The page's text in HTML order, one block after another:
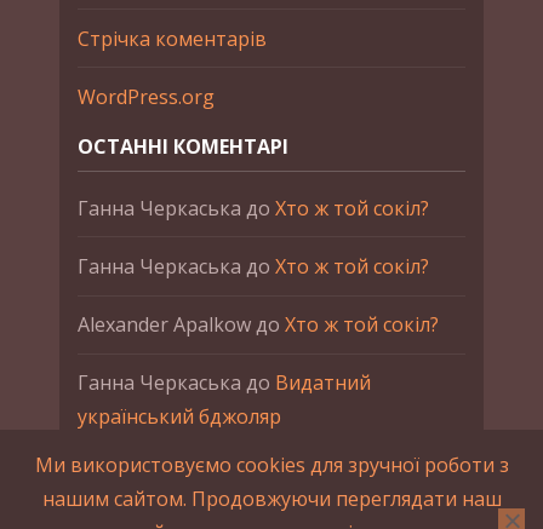
Стрічка коментарів
WordPress.org
ОСТАННІ КОМЕНТАРІ
Ганна Черкаська до Хто ж той сокіл?
Ганна Черкаська до Хто ж той сокіл?
Alexander Apalkowдо Хто ж той сокіл?
Ганна Черкаська до Видатний
український бджоляр
Ганна ЧеркаськадоПетро Франко
Ми використовуємо cookies для зручної роботи з
нашим сайтом. Продовжуючи переглядати наш